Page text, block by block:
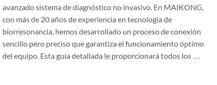
avanzado sistema de diagnóstico no invasivo. En MAIKONG,
con más de 20 años de experiencia en tecnología de
biorresonancia, hemos desarrollado un proceso de conexión
sencillo pero preciso que garantiza el funcionamiento óptimo
del equipo. Esta guía detallada le proporcionará todos los …